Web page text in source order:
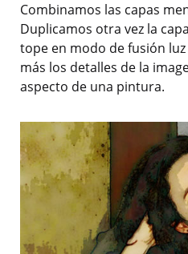
Combinamos las capas
Duplicamos otra vez la
tope en modo de fusión
más los detalles de la
aspecto de una pintura.